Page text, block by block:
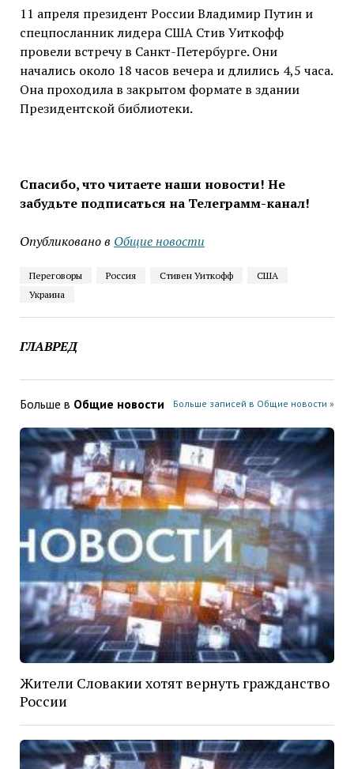
11 апреля президент России Владимир Путин и
спецпосланник лидера США Стив Уиткофф
провели встречу в Санкт-Петербурге. Они
начались около 18 часов вечера и длились 4,5 часа.
Она проходила в закрытом формате в здании
Президентской библиотеки.
Спасибо, что читаете наши новости! Не
забудьте подписаться на Телеграмм-канал!
Опубликовано в Общие новости
Переговоры Россия Стивен Уиткофф
США
Украина
ГЛАВРЕД
Больше в Общие новости Больше записей в Общие новости »
Жители Словакии хотят вернуть гражданство
России